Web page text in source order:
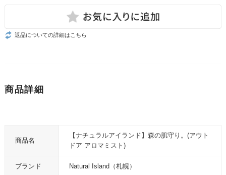
返品についての詳細はこちら
商品詳細
商品名
【ナチュラルアイランド】森の肌守り。(アウト
ドア アロマミスト)
ブランド Natural Island（札幌）